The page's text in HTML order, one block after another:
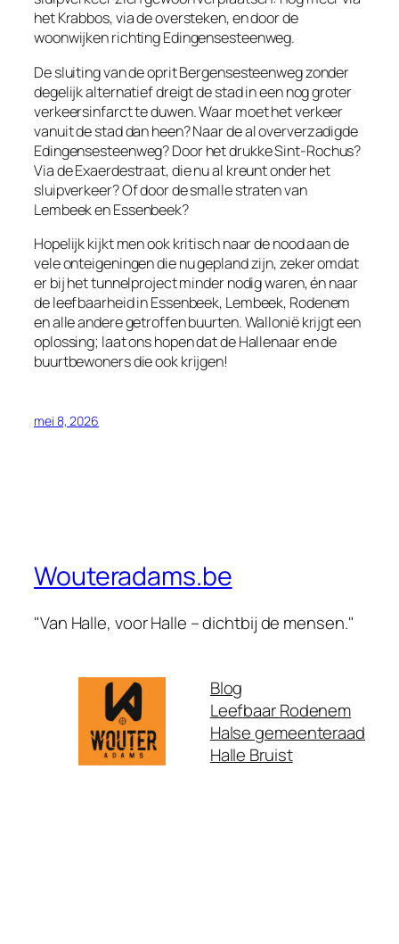
het Krabbos, via de oversteken, en door de
woonwijken richting Edingensesteenweg.
De sluiting van de oprit Bergensesteenweg zonder
degelijk alternatief dreigt de stad in een nog groter
verkeersinfarct te duwen. Waar moet het verkeer
vanuit de stad dan heen? Naar de al oververzadigde
Edingensesteenweg? Door het drukke Sint‑Rochus?
Via de Exaerdestraat, die nu al kreunt onder het
sluipverkeer? Of door de smalle straten van
Lembeek en Essenbeek?
Hopelijk kijkt men ook kritisch naar de nood aan de
vele onteigeningen die nu gepland zijn, zeker omdat
er bij het tunnelproject minder nodig waren, én naar
de leefbaarheid in Essenbeek, Lembeek, Rodenem
en alle andere getroffen buurten. Wallonië krijgt een
oplossing; laat ons hopen dat de Hallenaar en de
buurtbewoners die ook krijgen!
mei 8, 2026
Wouteradams.be
"Van Halle, voor Halle – dichtbij de mensen."
Blog
Leefbaar Rodenem
Halse gemeenteraad
Halle Bruist